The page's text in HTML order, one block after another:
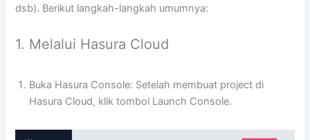
dsb). Berikut langkah-langkah umumnya:
1. Melalui Hasura Cloud
Buka Hasura Console: Setelah membuat project di
Hasura Cloud, klik tombol Launch Console.